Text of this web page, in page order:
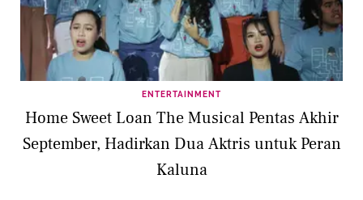
ENTERTAINMENT
Home Sweet Loan The Musical Pentas Akhir
September, Hadirkan Dua Aktris untuk Peran
Kaluna